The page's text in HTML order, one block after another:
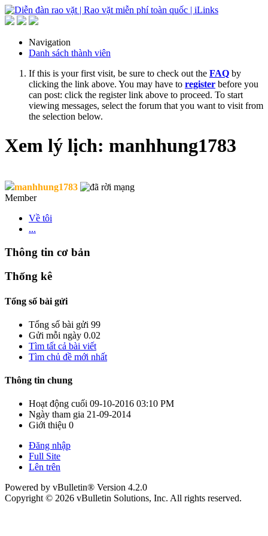
Navigation
Danh sách thành viên
If this is your first visit, be sure to check out the FAQ by
clicking the link above. You may have to register before you
can post: click the register link above to proceed. To start
viewing messages, select the forum that you want to visit from
the selection below.
Xem lý lịch: manhhung1783
manhhung1783
Member
Về tôi
...
Thông tin cơ bản
Thống kê
Tổng số bài gửi
Tổng số bài gửi 99
Gửi mỗi ngày 0.02
Tìm tất cả bài viết
Tìm chủ đề mới nhất
Thông tin chung
Hoạt động cuối 09-10-2016 03:10 PM
Ngày tham gia 21-09-2014
Giới thiệu 0
Đăng nhập
Full Site
Lên trên
Powered by vBulletin® Version 4.2.0
Copyright © 2026 vBulletin Solutions, Inc. All rights reserved.